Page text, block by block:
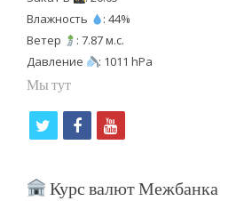
Влажность
: 44%
Ветер
: 7.87 м.с.
Давление
: 1011 hPa
Мы тут
i
f
c
y
u
Курс валют Межбанка